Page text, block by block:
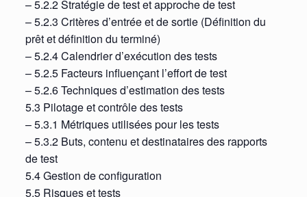
– 5.2.2 Stratégie de test et approche de test
– 5.2.3 Critères d’entrée et de sortie (Définition du
prêt et définition du terminé)
– 5.2.4 Calendrier d’exécution des tests
– 5.2.5 Facteurs influençant l’effort de test
– 5.2.6 Techniques d’estimation des tests
5.3 Pilotage et contrôle des tests
– 5.3.1 Métriques utilisées pour les tests
– 5.3.2 Buts, contenu et destinataires des rapports
de test
5.4 Gestion de configuration
5.5 Risques et tests